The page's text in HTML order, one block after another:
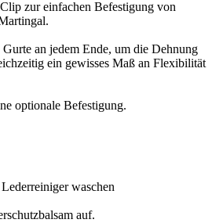
zur einfachen Befestigung von
Gurte an jedem Ende, um die Dehnung
ein gewisses Maß an Flexibilität
optionale Befestigung.
waschen
auf.